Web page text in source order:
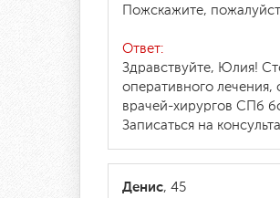
Пожскажите,
Ответ:
Здравствуйте, Юлия!
оперативного
врачей-хирургов СПб
Записаться на
Денис, 45